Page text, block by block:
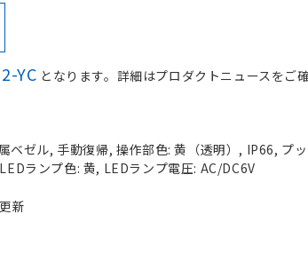
YC となります。詳細はプロダクトニュースをご
ゼル, 手動復帰, 操作部色: 黄（透明）, IP66, プ
ランプ色: 黄, LEDランプ電圧: AC/DC6V
新